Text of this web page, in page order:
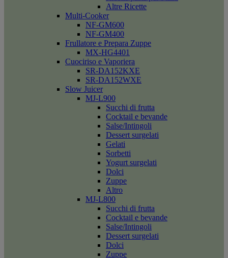
Altre Ricette
Multi-Cooker
NF-GM600
NF-GM400
Frullatore e Prepara Zuppe
MX-HG4401
Cuociriso e Vaporiera
SR-DA152KXE
SR-DA152WXE
Slow Juicer
MJ-L900
Succhi di frutta
Cocktail e bevande
Salse/Intingoli
Dessert surgelati
Gelati
Sorbetti
Yogurt surgelati
Dolci
Zuppe
Altro
MJ-L800
Succhi di frutta
Cocktail e bevande
Salse/Intingoli
Dessert surgelati
Dolci
Zuppe